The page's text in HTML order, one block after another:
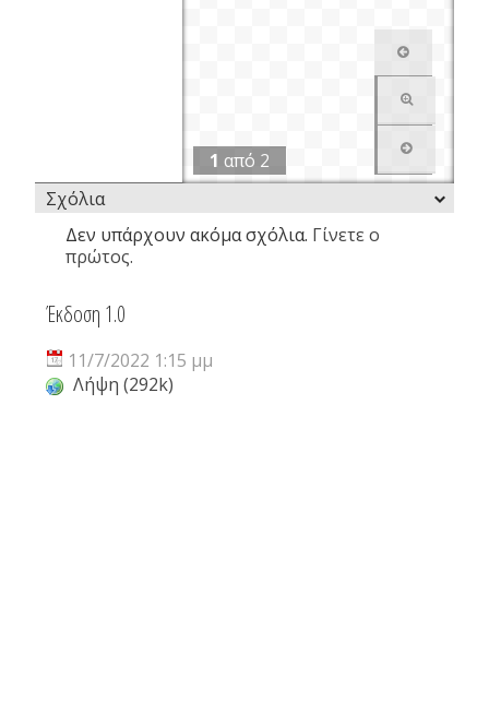
1 από 2
Σχόλια
Δεν υπάρχουν ακόμα σχόλια. Γίνετε ο
πρώτος.
Έκδοση 1.0
11/7/2022 1:15 μμ
Λήψη (292k)